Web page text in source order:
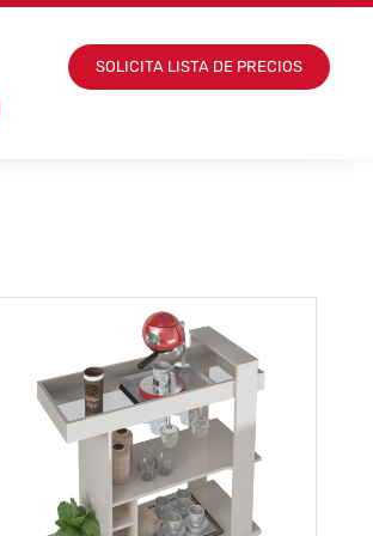
SOLICITA LISTA DE PRECIOS